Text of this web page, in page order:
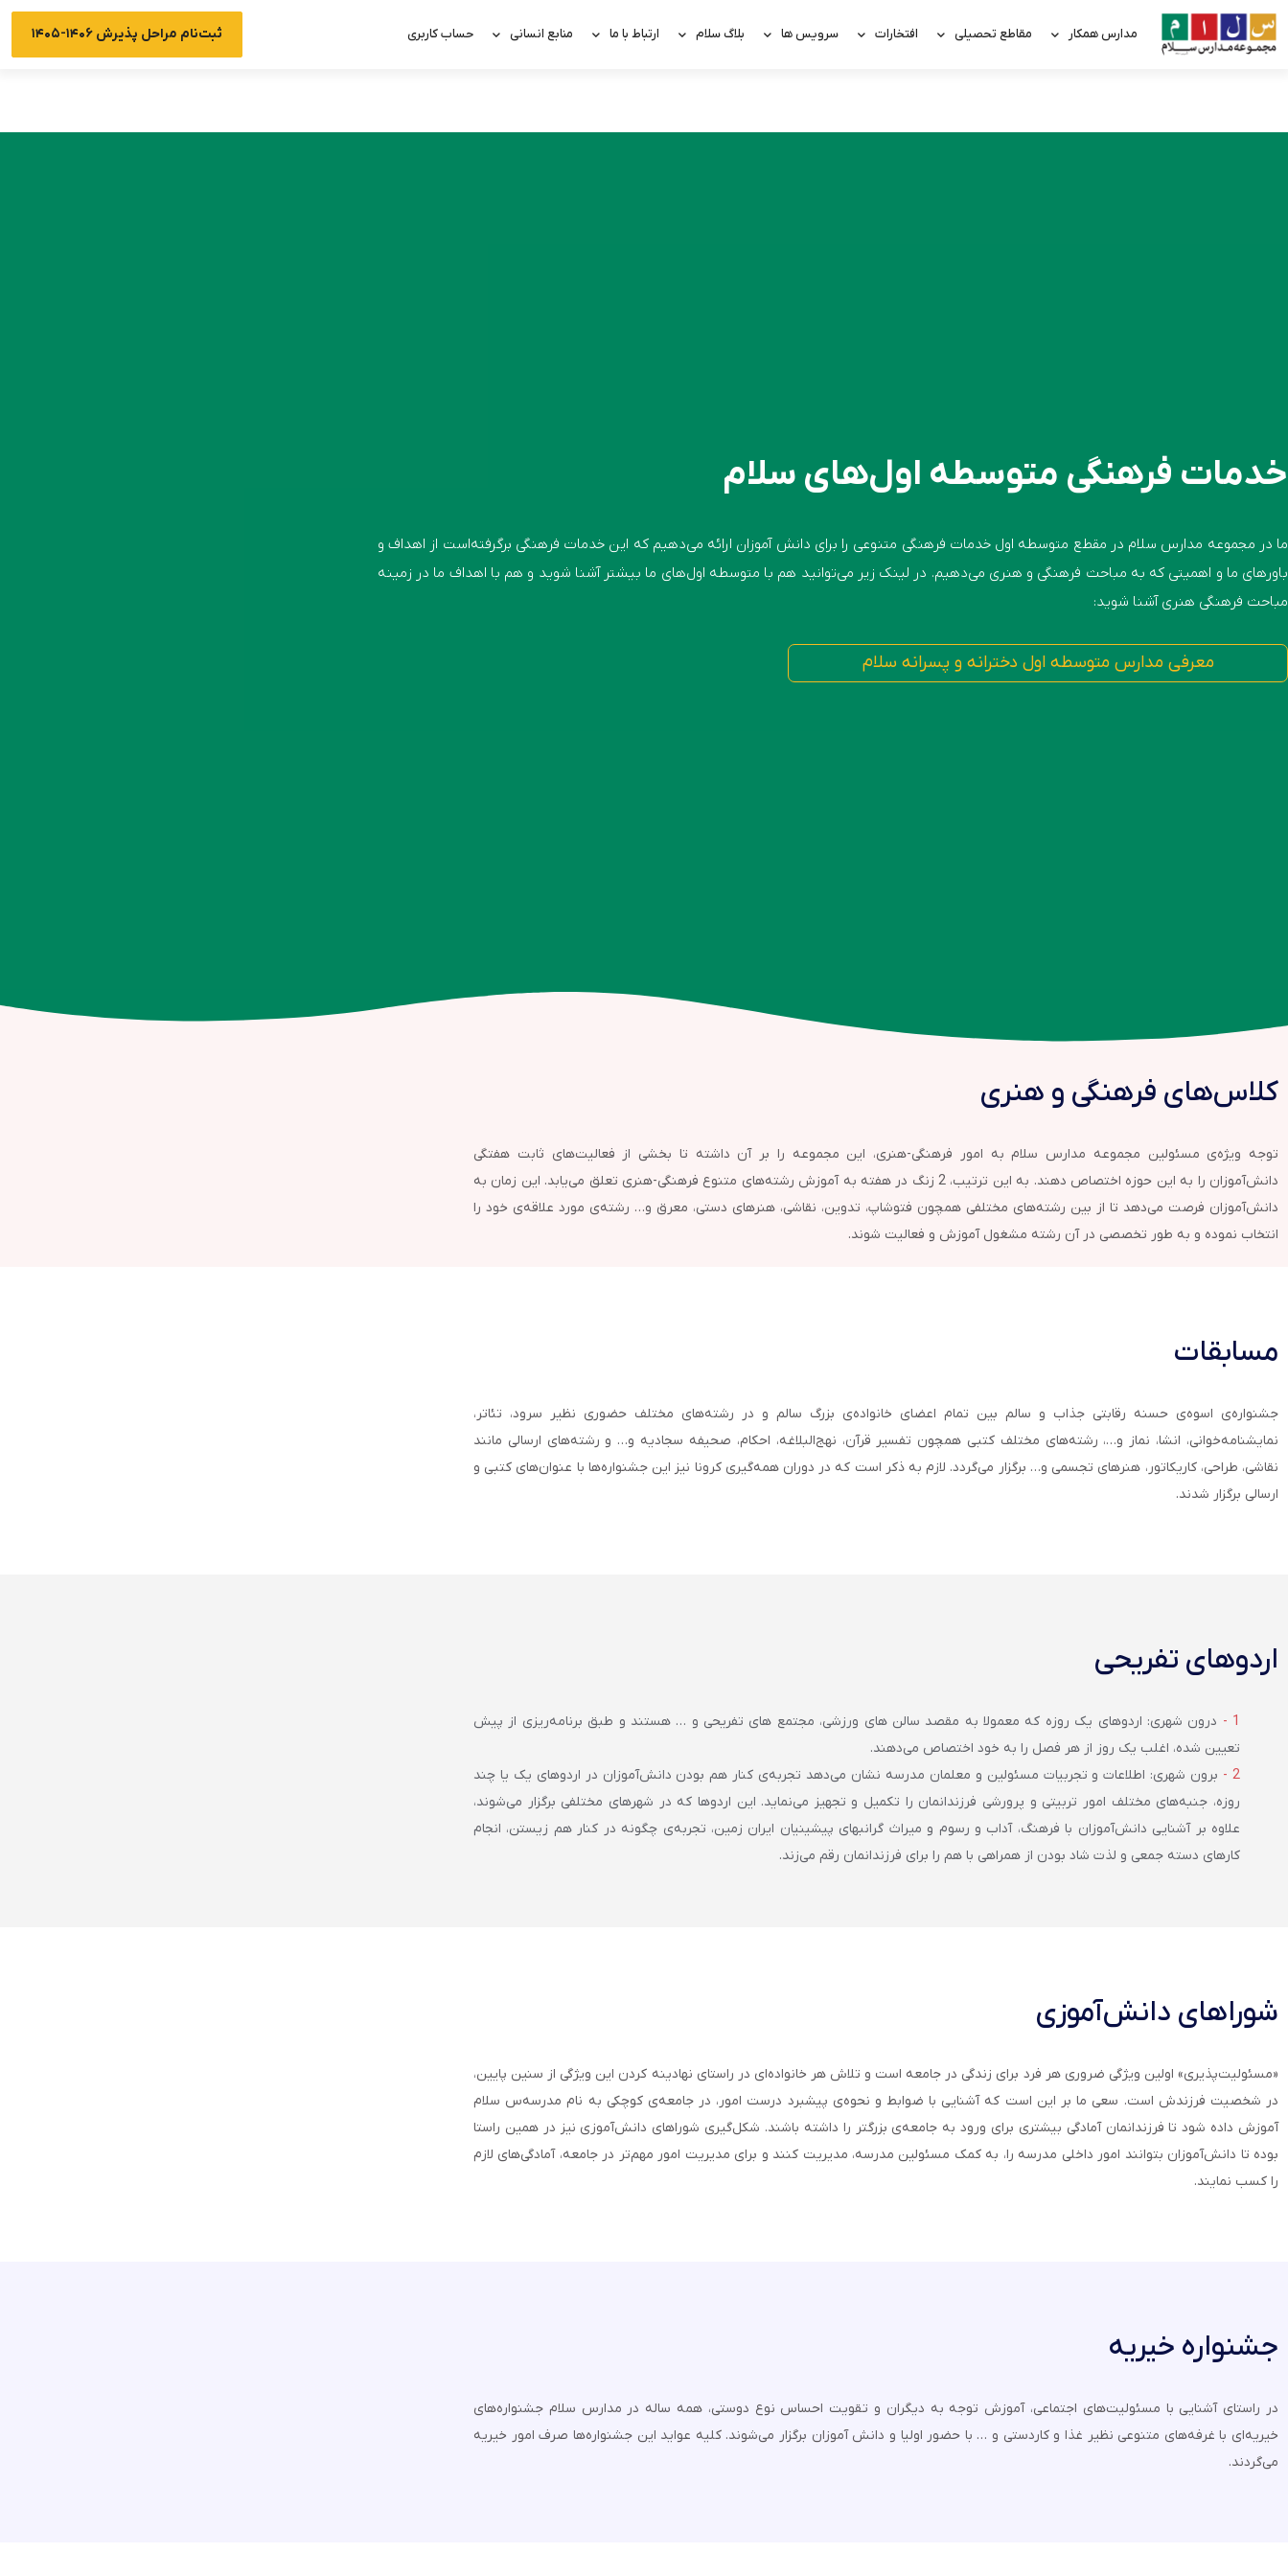
مدارس همکار مقاطع تحصیلی افتخارات سرویس ها بلاگ سلام ارتباط با ما منابع انسانی حساب کاربری ثبت‌نام مراحل پذیرش ۱۴۰۶-۱۴۰۵
خدمات فرهنگی متوسطه اول‌های سلام
ما در مجموعه مدارس سلام در مقطع متوسطه اول خدمات فرهنگی متنوعی را برای دانش آموزان ارائه می‌دهیم که این خدمات فرهنگی برگرفته‌است از اهداف و
باورهای ما و اهمیتی که به مباحث فرهنگی و هنری می‌دهیم. در لینک زیر می‌توانید هم با متوسطه اول‌های ما بیشتر آشنا شوید و هم با اهداف ما در زمینه
مباحث فرهنگی هنری آشنا شوید:
معرفی مدارس متوسطه اول دخترانه و پسرانه سلام
کلاس‌های فرهنگی و هنری
توجه‌ ویژه‌ی مسئولین مجموعه مدارس سلام به امور فرهنگی-هنری، این مجموعه را بر آن داشته تا بخشی از فعالیت‌های ثابت هفتگی
دانش‌آموزان را به این حوزه اختصاص دهند. به این ترتیب، 2 زنگ در هفته به آموزش رشته‌های متنوع فرهنگی-هنری تعلق می‌یابد. این زمان به
دانش‌آموزان فرصت می‌دهد تا از بین رشته‌های مختلفی همچون فتوشاپ، تدوین، نقاشی، هنرهای دستی، معرق و… رشته‌ی مورد علاقه‌ی خود را
انتخاب نموده و به طور تخصصی در آن رشته مشغول آموزش و فعالیت شوند.
مسابقات
جشنواره‌ی اسوه‌ی حسنه رقابتی جذاب و سالم بین تمام اعضای خانواده‌ی بزرگ سالم و در رشته‌های مختلف حضوری نظیر سرود، تئاتر،
نمایشنامه‌خوانی، انشا، نماز و…، رشته‌های مختلف کتبی همچون تفسیر قرآن، نهج‌البلاغه، احکام، صحیفه سجادیه و… و رشته‌های ارسالی مانند
نقاشی، طراحی، کاریکاتور، هنرهای تجسمی و… برگزار می‌گردد. لازم به ذکر است که در دوران همه‌گیری کرونا نیز این جشنواره‌ها با عنوان‌های کتبی و
ارسالی برگزار شدند.
اردوهای تفریحی
درون شهری: اردوهای یک روزه که معمولا به مقصد سالن های ورزشی، مجتمع های تفریحی و … هستند و طبق برنامه‌ریزی از پیش
تعیین شده، اغلب یک روز از هر فصل را به خود اختصاص می‌دهند.
برون شهری: اطلاعات و تجربیات مسئولین و معلمان مدرسه نشان می‌دهد تجربه‌ی کنار هم بودن دانش‌آموزان در اردوهای یک یا چند
روزه، جنبه‌های مختلف امور تربیتی و پرورشی فرزندانمان را تکمیل و تجهیز می‌نماید. این اردوها که در شهرهای مختلفی برگزار می‌شوند،
علاوه بر آشنایی دانش‌آموزان با فرهنگ، آداب و رسوم و میراث گرانبهای پیشینیان ایران زمین، تجربه‌ی چگونه در کنار هم زیستن، انجام
کارهای دسته جمعی و لذت شاد بودن از همراهی با هم را برای فرزندانمان رقم می‌زند.
شوراهای دانش‌آموزی
«مسئولیت‌پذیری» اولین ویژگی ضروری هر فرد برای زندگی در جامعه است و تلاش هر خانواده‌ای در راستای نهادینه کردن این ویژگی از سنین پایین،
در شخصیت فرزندش است. سعی ما بر این است که آشنایی با ضوابط و نحوه‌ی پیشبرد درست امور، در جامعه‌ی کوچکی به نام مدرسه‌س سلام
آموزش داده شود تا فرزندانمان آمادگی بیشتری برای ورود به جامعه‌ی بزرگتر را داشته باشند. شکل‌گیری شوراهای دانش‌آموزی نیز در همین راستا
بوده تا دانش‌آموزان بتوانند امور داخلی مدرسه را، به کمک مسئولین مدرسه، مدیریت کنند و برای مدیریت امور مهم‌تر در جامعه، آمادگی‌های لازم
را کسب نمایند.
جشنواره خیریه
در راستای آشنایی با مسئولیت‌های اجتماعی، آموزش توجه به دیگران و تقویت احساس نوع دوستی، همه ساله در مدارس سلام جشنواره‌های
خیریه‌ای با غرفه‌های متنوعی نظیر غذا و کاردستی و … با حضور اولیا و دانش آموزان برگزار می‌شوند. کلیه عواید این جشنواره‌ها صرف امور خیریه
می‌گردند.